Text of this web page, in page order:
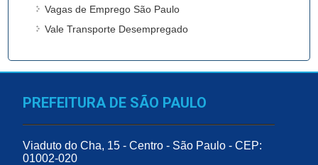
Vagas de Emprego São Paulo
Vale Transporte Desempregado
PREFEITURA DE SÃO PAULO
Viaduto do Cha, 15 - Centro - São Paulo - CEP:
01002-020